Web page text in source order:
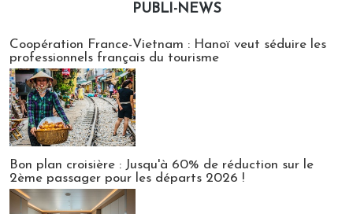
PUBLI-NEWS
Coopération France-Vietnam : Hanoï veut séduire les
professionnels français du tourisme
Bon plan croisière : Jusqu'à 60% de réduction sur le
2ème passager pour les départs 2026 !